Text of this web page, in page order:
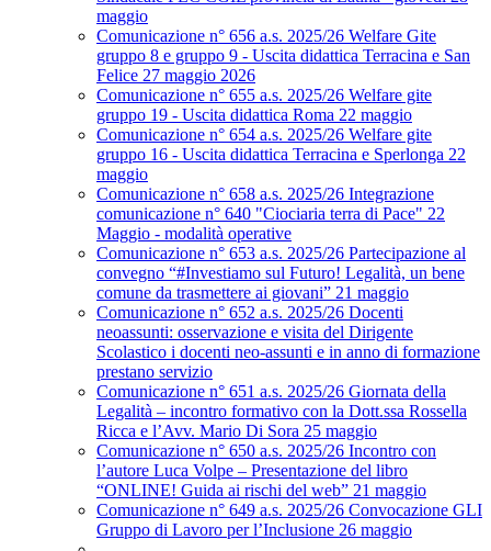
maggio
Comunicazione n° 656 a.s. 2025/26 Welfare Gite
gruppo 8 e gruppo 9 - Uscita didattica Terracina e San
Felice 27 maggio 2026
Comunicazione n° 655 a.s. 2025/26 Welfare gite
gruppo 19 - Uscita didattica Roma 22 maggio
Comunicazione n° 654 a.s. 2025/26 Welfare gite
gruppo 16 - Uscita didattica Terracina e Sperlonga 22
maggio
Comunicazione n° 658 a.s. 2025/26 Integrazione
comunicazione n° 640 "Ciociaria terra di Pace" 22
Maggio - modalità operative
Comunicazione n° 653 a.s. 2025/26 Partecipazione al
convegno “#Investiamo sul Futuro! Legalità, un bene
comune da trasmettere ai giovani” 21 maggio
Comunicazione n° 652 a.s. 2025/26 Docenti
neoassunti: osservazione e visita del Dirigente
Scolastico i docenti neo-assunti e in anno di formazione
prestano servizio
Comunicazione n° 651 a.s. 2025/26 Giornata della
Legalità – incontro formativo con la Dott.ssa Rossella
Ricca e l’Avv. Mario Di Sora 25 maggio
Comunicazione n° 650 a.s. 2025/26 Incontro con
l’autore Luca Volpe – Presentazione del libro
“ONLINE! Guida ai rischi del web” 21 maggio
Comunicazione n° 649 a.s. 2025/26 Convocazione GLI
Gruppo di Lavoro per l’Inclusione 26 maggio